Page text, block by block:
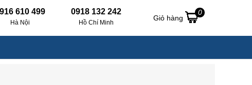
610 499
Hà Nội
0918 132 242
Hồ Chí Minh
Giỏ hàng
0